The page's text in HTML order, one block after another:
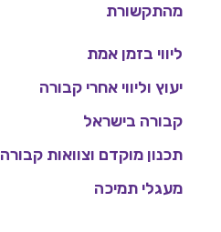
מהתקשורת
ליווי בזמן אמת
יעוץ וליווי אחרי קבורה
קבורה בישראל
תכנון מוקדם וצוואות קבורה
מעגלי תמיכה